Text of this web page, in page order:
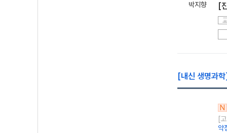
박지향 [
[내신 생명과
N
[
약